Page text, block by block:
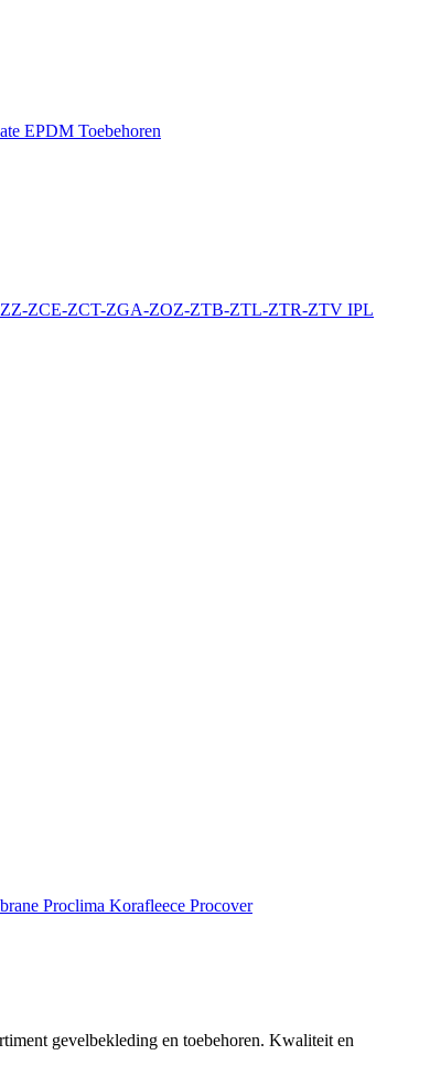
EPDM Toebehoren
ZCE-ZCT-ZGA-ZOZ-ZTB-ZTL-ZTR-ZTV IPL
Proclima Korafleece Procover
gevelbekleding en toebehoren. Kwaliteit en